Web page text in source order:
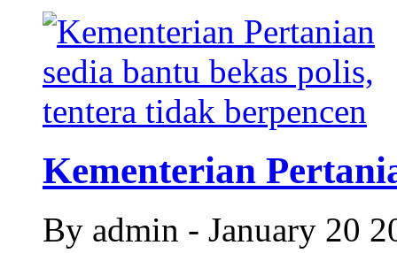
Kementerian
By admin - January 20